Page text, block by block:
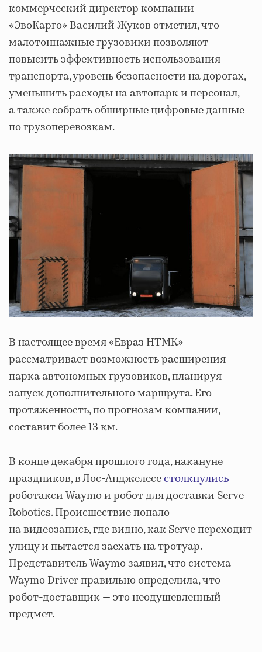
коммерческий директор компании
«ЭвоКарго» Василий Жуков отметил, что
малотоннажные грузовики позволяют
повысить эффективность использования
транспорта, уровень безопасности на дорогах,
уменьшить расходы на автопарк и персонал,
а также собрать обширные цифровые данные
по грузоперевозкам.
В настоящее время «Евраз НТМК»
рассматривает возможность расширения
парка автономных грузовиков, планируя
запуск дополнительного маршрута. Его
протяженность, по прогнозам компании,
составит более 13 км.
В конце декабря прошлого года, накануне
праздников, в Лос-Анджелесестолкнулись
роботакси Waymo и робот для доставки Serve
Robotics. Происшествие попало
на видеозапись, где видно, как Serve переходит
улицу и пытается заехать на тротуар.
Представитель Waymo заявил, что система
Waymo Driver правильно определила, что
робот-доставщик — это неодушевленный
предмет.